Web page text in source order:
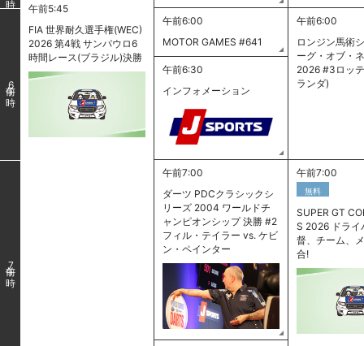
午前5:45
FIA 世界耐久選手権(WEC)
2026 第4戦 サンパウロ6
時間レース(ブラジル)決勝
6
午前6:00
MOTOR GAMES #641
午前6:00
ロンジン馬術
ーグ・オブ・
2026 #3ロッ
ランダ)
午前6:30
インフォメーション
7
午前7:00
ダーツ PDCクラシックシ
リーズ 2004 ワールドチ
ャンピオンシップ 決勝 #2
フィル・テイラー vs. ケビ
ン・ペインター
午前7:00
無料
SUPER GT
S 2026 ドライ
督、チーム、
合!